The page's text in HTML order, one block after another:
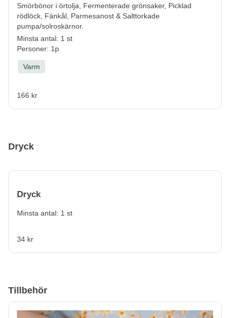
Smörbönor i örtolja, Fermenterade grönsaker, Picklad
rödlöck, Fänkål, Parmesanost & Salttorkade
pumpa/solroskärnor.
Minsta antal: 1 st
Personer: 1p
Varm
166 kr
Dryck
Dryck
Minsta antal: 1 st
34 kr
Tillbehör